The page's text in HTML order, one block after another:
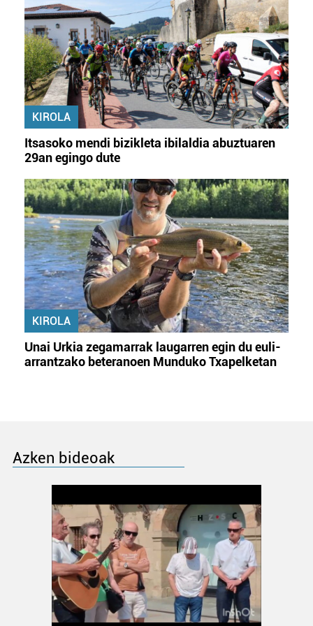
Lortu zure datu pertsonalak prozesatzeko moduari
buruzko informazio gehiago eta ezarri zure lehentasunak
datuen atalean. Edozein unetan alda edo ken dezakezu
zure baimena Cookieen adierazpenean.
Webgune honek cookie propioak eta hirugarrenen cookie-
fitxategiak erabiltzen ditu. Zure esperientzia eta
zerbitzuak hobetzeko asmoz, cookie teknologiaz
baliatzen gara. Ohar hau onartuz gero, teknologia hori
erabiltzeko baimen esplizitua ematen diguzu.
irakurri
KIROLA
Itsasoko mendi bizikleta ibilaldia abuztuaren
29an egingo dute
KIROLA
Unai Urkia zegamarrak laugarren egin du euli-
arrantzako beteranoen Munduko Txapelketan
Azken bideoak